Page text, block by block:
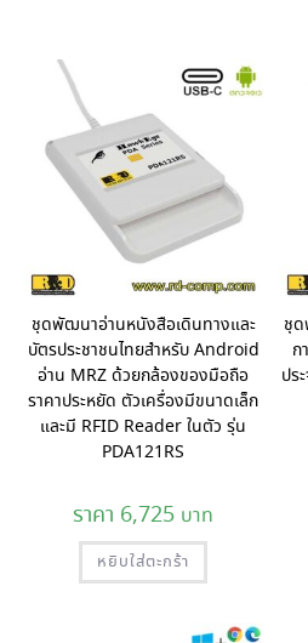
ชุดพัฒนาอ่านหนังสือเดินทางและ
บัตรประชาชนไทยสำหรับ Android
อ่าน MRZ ด้วยกล้องของมือถือ
ราคาประหยัด ตัวเครื่องมีขนาดเล็ก
และมี RFID Reader ในตัว รุ่น
PDA121RS
6,725
หยิบใส่ตะกร้า
ชุด
ก
ปร